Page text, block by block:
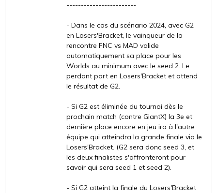
------------------------
- Dans le cas du scénario 2024, avec G2
en Losers'Bracket, le vainqueur de la
rencontre FNC vs MAD valide
automatiquement sa place pour les
Worlds au minimum avec le seed 2. Le
perdant part en Losers'Bracket et attend
le résultat de G2.
- Si G2 est éliminée du tournoi dès le
prochain match (contre GiantX) la 3e et
dernière place encore en jeu ira à l'autre
équipe qui atteindra la grande finale via le
Losers'Bracket. (G2 sera donc seed 3, et
les deux finalistes s'affronteront pour
savoir qui sera seed 1 et seed 2).
- Si G2 atteint la finale du Losers'Bracket